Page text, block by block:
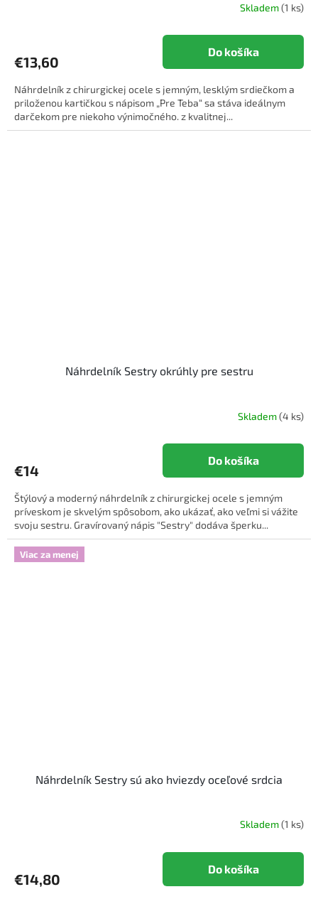
Skladem(1 ks)
€13,60
Do košíka
Náhrdelník z chirurgickej ocele s jemným, lesklým srdiečkom a
priloženou kartičkou s nápisom „Pre Teba“ sa stáva ideálnym
darčekom pre niekoho výnimočného. z kvalitnej...
Náhrdelník Sestry okrúhly pre sestru
Skladem(4 ks)
€14
Do košíka
Štýlový a moderný náhrdelník z chirurgickej ocele s jemným
príveskom je skvelým spôsobom, ako ukázať, ako veľmi si vážite
svoju sestru. Gravírovaný nápis "Sestry" dodáva šperku...
Viac za menej
Náhrdelník Sestry sú ako hviezdy oceľové srdcia
Skladem(1 ks)
€14,80
Do košíka